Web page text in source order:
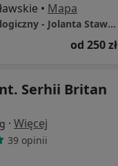
• Mapa
WITADENT Gabinet Stomatologiczny - Jolanta Stawecka
od 250 zł
Serhii Britan
· Więcej
39 opinii